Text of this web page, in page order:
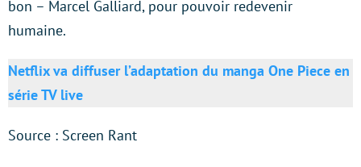
bon – Marcel Galliard, pour pouvoir redevenir
humaine.
Netflix va diffuser l’adaptation du manga One Piece en
série TV live
Source : Screen Rant